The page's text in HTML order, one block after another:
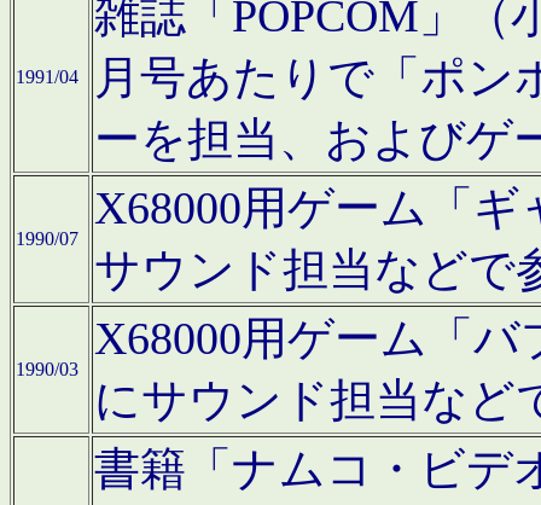
1991/04
雑誌「POPCOM」（
月号あたりで「ポン
ーを担当、およびゲ
1990/07
X68000用ゲーム「
サウンド担当などで
1990/03
X68000用ゲーム「
にサウンド担当など
書籍「ナムコ・ビデ